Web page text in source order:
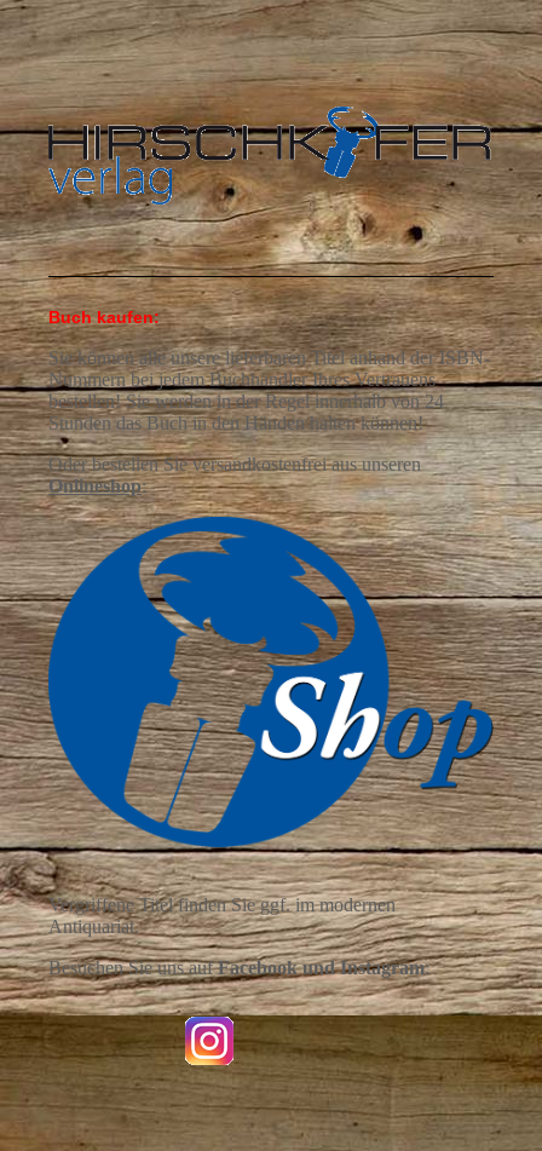
Buch kaufen:
Sie können alle unsere lieferbaren Titel anhand der ISBN-
Nummern bei jedem Buchhändler Ihres Vertrauens
bestellen! Sie werden in der Regel innerhalb von 24
Stunden das Buch in den Händen halten können!
Oder bestellen Sie versandkostenfrei ausunseren
Onlineshop:
Vergriffene Titel finden Sie ggf. im modernen
Antiquariat.
Besuchen Sie uns aufFacebook undInstagram: